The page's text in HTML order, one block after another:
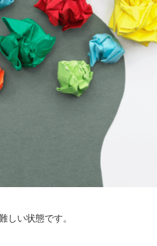
しい状態です。